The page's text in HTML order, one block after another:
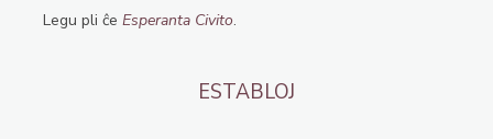
Legu pli ĉe Esperanta Civito.
ESTABLOJ